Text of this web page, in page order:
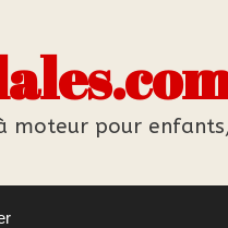
moteur pour